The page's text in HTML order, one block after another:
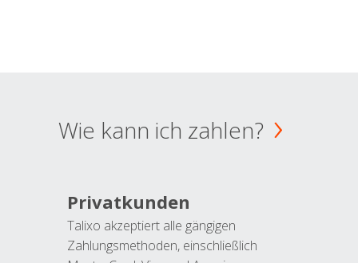
Wie kann ich zahlen?
Privatkunden
Talixo akzeptiert alle gängigen
Zahlungsmethoden, einschließlich